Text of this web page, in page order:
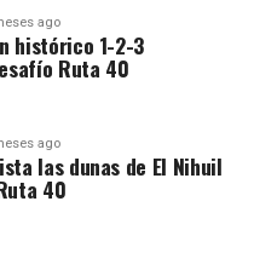
ago
histórico 1-2-3
Ruta 40
ago
las dunas de El Nihuil
40